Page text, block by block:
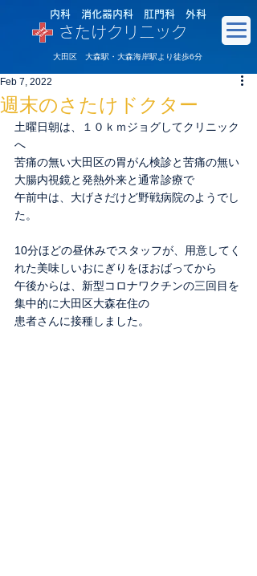
内科 消化器内科 肛門科 外科
さたけクリニック
大田区 大森駅・大森海岸駅より徒歩6分
週末のさたけドクター
Feb 7, 2022
土曜日朝は、１０ｋｍジョグしてクリニック
へ
苦痛の無い大田区の胃がん検診と苦痛の無い
大腸内視鏡と発熱外来と通常診療で
午前中は、大げさだけど野戦病院のようでし
た。
10分ほどの昼休みでスタッフが、用意してく
れた美味しいおにぎりをほおばってから
午後からは、新型コロナワクチンの三回目を
集中的に大田区大森在住の
患者さんに接種しました。